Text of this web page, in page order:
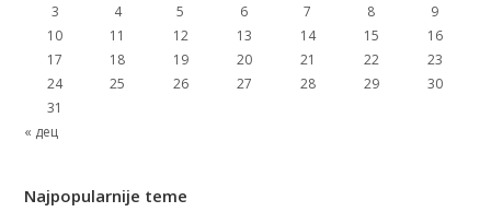
3
4 5 6 7 8
9
10
11 12 13 14 15
16
17
18 19 20 21 22
23
24
25 26 27 28 29
30
31
« дец
Najpopularnije teme